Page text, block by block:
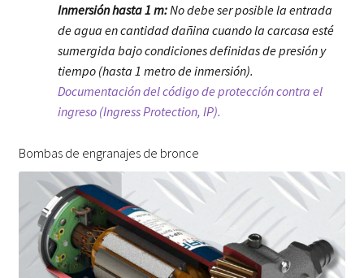
Inmersión hasta 1 m:No debe ser posible la entrada
de agua en cantidad dañina cuando la carcasa esté
sumergida bajo condiciones definidas de presión y
tiempo (hasta 1 metro de inmersión).
Documentación del código de protección contra el
ingreso (Ingress Protection, IP).
Bombas de engranajes de bronce